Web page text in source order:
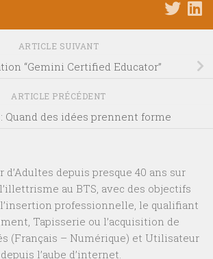
ARTICLE SUIVANT
“Gemini Certified Educator”
ARTICLE PRÉCÉDENT
Quand des idées prennent forme
depuis presque 40 ans sur
au BTS, avec des objectifs
professionnelle, le qualifiant
Tapisserie ou l’acquisition de
(Français – Numérique) et Utilisateur
l’aube d’internet.